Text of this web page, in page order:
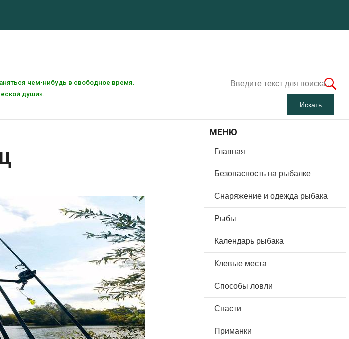
чем-нибудь в свободное время.
души».
МЕНЮ
Главная
Безопасность на рыбалке
Снаряжение и одежда рыбака
Рыбы
Календарь рыбака
Клевые места
Способы ловли
Снасти
Приманки